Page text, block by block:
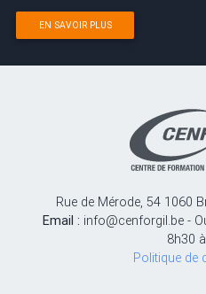
EN SAVOIR PLUS
Rue de Mérode, 54 1060
Email : info@cenforgil.be -
8h30
Politique de